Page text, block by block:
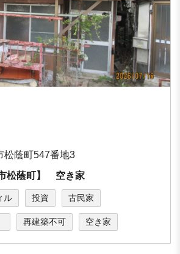
松蔭町547番地3
松蔭町】 空き家
ル 投資 古民家
再建築不可 空き家